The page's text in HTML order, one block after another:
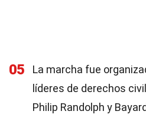
05 La marcha fue
líderes de derechos
Philip Randolph y